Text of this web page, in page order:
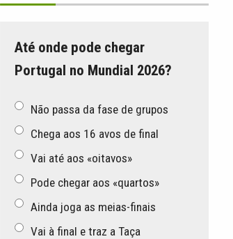
Até onde pode chegar
Portugal no Mundial 2026?
Não passa da fase de grupos
Chega aos 16 avos de final
Vai até aos «oitavos»
Pode chegar aos «quartos»
Ainda joga as meias-finais
Vai à final e traz a Taça